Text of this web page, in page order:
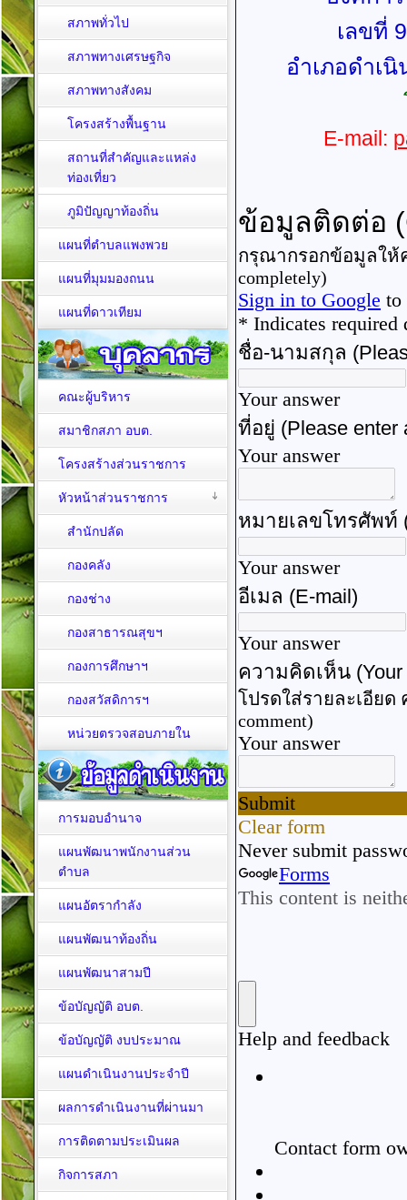
เลขที่
อำเภอดำเ
E-mail:
สภาพทั่วไป
สภาพทางเศรษฐกิจ
สภาพทางสังคม
โครงสร้างพื้นฐาน
สถานที่สำคัญและแหล่ง
ท่องเที่ยว
ภูมิปัญญาท้องถิ่น
แผนที่ตำบลแพงพวย
แผนที่มุมมองถนน
แผนที่ดาวเทียม
คณะผู้บริหาร
สมาชิกสภา อบต.
โครงสร้างส่วนราชการ
หัวหน้าส่วนราชการ
สำนักปลัด
กองคลัง
กองช่าง
กองสาธารณสุขฯ
กองการศึกษาฯ
กองสวัสดิการฯ
หน่วยตรวจสอบภายใน
การมอบอำนาจ
แผนพัฒนาพนักงานส่วน
ตำบล
แผนอัตรากำลัง
แผนพัฒนาท้องถิ่น
แผนพัฒนาสามปี
ข้อบัญญัติ อบต.
ข้อบัญญัติ งบประมาณ
แผนดำเนินงานประจำปี
ผลการดำเนินงานที่ผ่านมา
การติดตามประเมินผล
กิจการสภา